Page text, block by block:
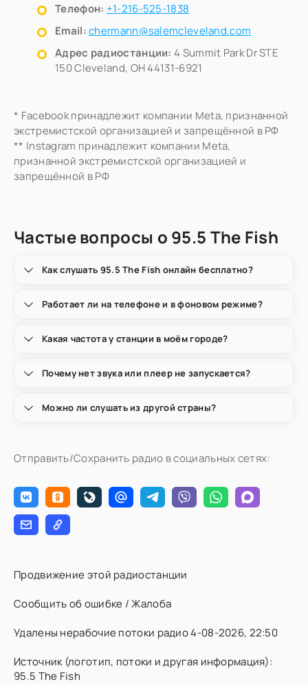
Телефон: +1-216-525-1838
Email:chermann@salemcleveland.com
Адрес радиостанции: 4 Summit Park Dr STE
150 Cleveland, OH 44131-6921
* Facebook принадлежит компании Meta, признанной
экстремистской организацией и запрещённой в РФ
** Instagram принадлежит компании Meta,
признанной экстремистской организацией и
запрещённой в РФ
Частые вопросы о 95.5 The Fish
Как слушать 95.5 The Fish онлайн бесплатно?
Работает ли на телефоне и в фоновом режиме?
Какая частота у станции в моём городе?
Почему нет звука или плеер не запускается?
Можно ли слушать из другой страны?
Отправить/Сохранить радио в социальных сетях:
Продвижение этой радиостанции
Сообщить об ошибке / Жалоба
Удалены нерабочие потоки радио 4-08-2026, 22:50
Источник (логотип, потоки и другая информация):
95.5 The Fish